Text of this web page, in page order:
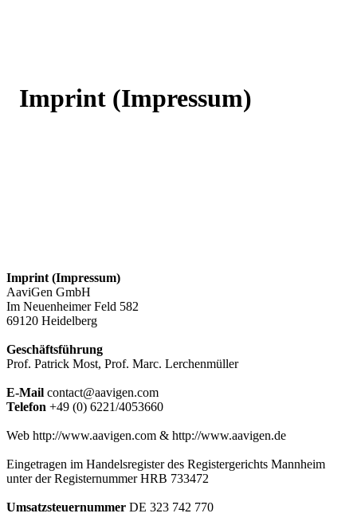
Imprint (Impressum)
Imprint (Impressum)
AaviGen GmbH
Im Neuenheimer Feld 582
69120 Heidelberg
Geschäftsführung
Prof. Patrick Most, Prof. Marc. Lerchenmüller
E-Mail contact@aavigen.com
Telefon +49 (0) 6221/4053660
Web http://www.aavigen.com & http://www.aavigen.de
Eingetragen im Handelsregister des Registergerichts Mannheim
unter der Registernummer HRB 733472
Umsatzsteuernummer DE 323 742 770